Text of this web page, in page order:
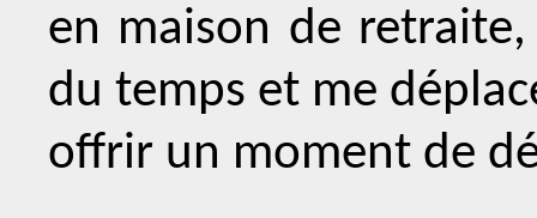
en maison de
du temps et me
offrir un moment de